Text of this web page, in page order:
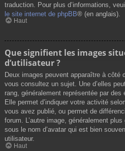
traduction. Pour plus d’informations,
le site internet de phpBB® (en anglais).
Haut
Que signifient les images
d’utilisateur ?
Deux images peuvent apparaître à côté
vous consultez un sujet. Une d’elles
rang, généralement représentée par
Elle permet d’indiquer votre activité
vous avez publié, ou permet de
forum. L’autre image, généralement
sous le nom d’avatar qui est bien
utilisateur.
Haut